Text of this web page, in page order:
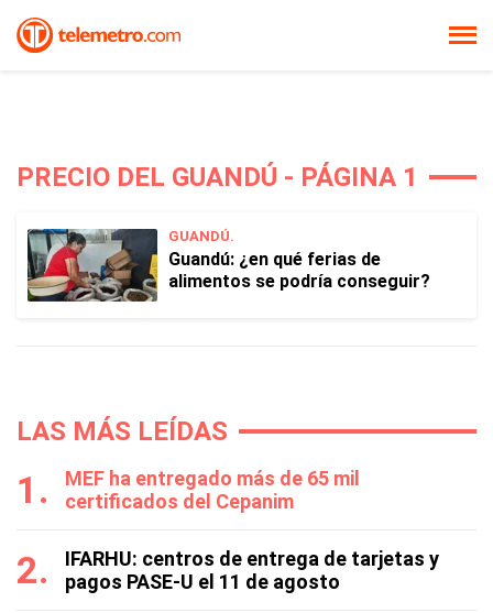
PRECIO DEL GUANDÚ - PÁGINA 1
GUANDÚ.
Guandú: ¿en qué ferias de
alimentos se podría conseguir?
LAS MÁS LEÍDAS
MEF ha entregado más de 65 mil
certificados del Cepanim
IFARHU: centros de entrega de tarjetas y
pagos PASE-U el 11 de agosto